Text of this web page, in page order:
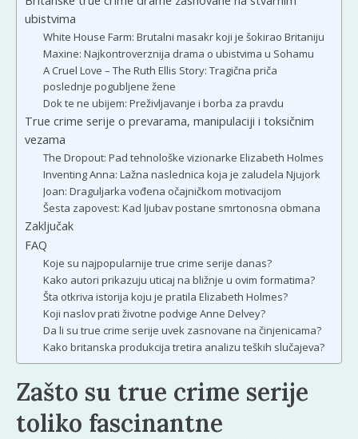
ubistvima
White House Farm: Brutalni masakr koji je šokirao Britaniju
Maxine: Najkontroverznija drama o ubistvima u Sohamu
A Cruel Love – The Ruth Ellis Story: Tragična priča
poslednje pogubljene žene
Dok te ne ubijem: Preživljavanje i borba za pravdu
True crime serije o prevarama, manipulaciji i toksičnim
vezama
The Dropout: Pad tehnološke vizionarke Elizabeth Holmes
Inventing Anna: Lažna naslednica koja je zaludela Njujork
Joan: Draguljarka vođena očajničkom motivacijom
Šesta zapovest: Kad ljubav postane smrtonosna obmana
Zaključak
FAQ
Koje su najpopularnije true crime serije danas?
Kako autori prikazuju uticaj na bližnje u ovim formatima?
Šta otkriva istorija koju je pratila Elizabeth Holmes?
Koji naslov prati životne podvige Anne Delvey?
Da li su true crime serije uvek zasnovane na činjenicama?
Kako britanska produkcija tretira analizu teških slučajeva?
Zašto su true crime serije
toliko fascinantne